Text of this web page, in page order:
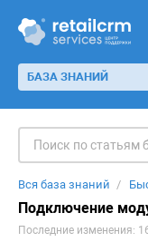
БАЗА ЗНАНИЙ
Вся база знаний
Подключение
Последние изменения: